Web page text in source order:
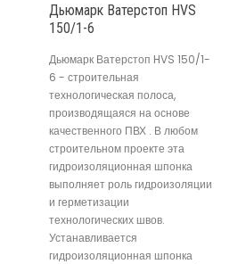
Дьюмарк Ватерстоп HVS
150/1-6
Дьюмарк Ватерстоп HVS 150/1-
6 - строительная
технологическая полоса,
производящаяся на основе
качественного ПВХ . В любом
строительном проекте эта
гидроизоляционная шпонка
выполняет роль гидроизоляции
и герметизации
технологических швов.
Устанавливается
гидроизоляционная шпонка